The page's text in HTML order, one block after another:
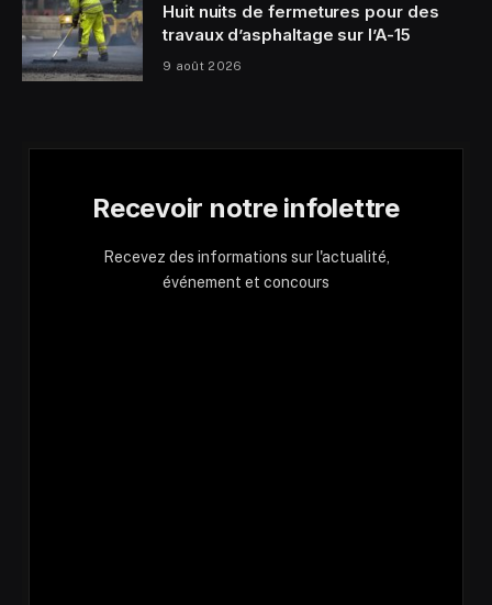
Huit nuits de fermetures pour des
travaux d’asphaltage sur l’A-15
9 août 2026
Recevoir notre infolettre
Recevez des informations sur l'actualité,
événement et concours